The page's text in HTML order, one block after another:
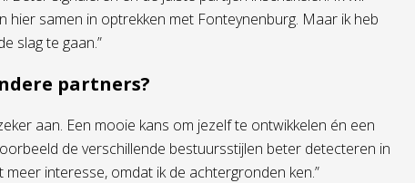
hier samen in optrekken met Fonteynenburg. Maar ik heb
slag te gaan.”
partners?
aan. Een mooie kans om jezelf te ontwikkelen én een
de verschillende bestuursstijlen beter detecteren in
interesse, omdat ik de achtergronden ken.”